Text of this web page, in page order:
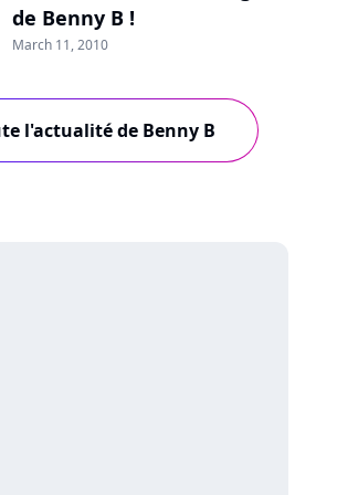
de Benny B !
March 11, 2010
l'actualité de Benny B